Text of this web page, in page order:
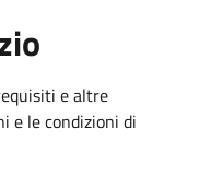
e altre
e le condizioni di